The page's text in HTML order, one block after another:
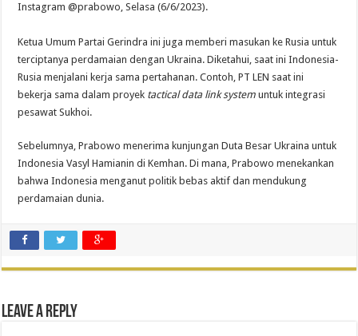
Instagram @prabowo, Selasa (6/6/2023).
Ketua Umum Partai Gerindra ini juga memberi masukan ke Rusia untuk
terciptanya perdamaian dengan Ukraina. Diketahui, saat ini Indonesia-
Rusia menjalani kerja sama pertahanan. Contoh, PT LEN saat ini
bekerja sama dalam proyek tactical data link system untuk integrasi
pesawat Sukhoi.
Sebelumnya, Prabowo menerima kunjungan Duta Besar Ukraina untuk
Indonesia Vasyl Hamianin di Kemhan. Di mana, Prabowo menekankan
bahwa Indonesia menganut politik bebas aktif dan mendukung
perdamaian dunia.
Leave a Reply